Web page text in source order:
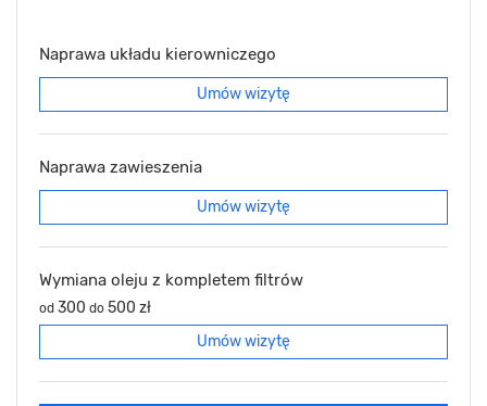
Naprawa układu kierowniczego
Umów wizytę
Naprawa zawieszenia
Umów wizytę
Wymiana oleju z kompletem filtrów
od 300 do 500 zł
Umów wizytę